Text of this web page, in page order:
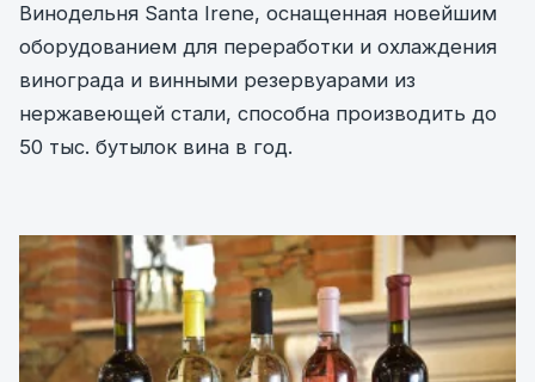
Винодельня Santa Irene, оснащенная новейшим
оборудованием для переработки и охлаждения
винограда и винными резервуарами из
нержавеющей стали, способна производить до
50 тыс. бутылок вина в год.